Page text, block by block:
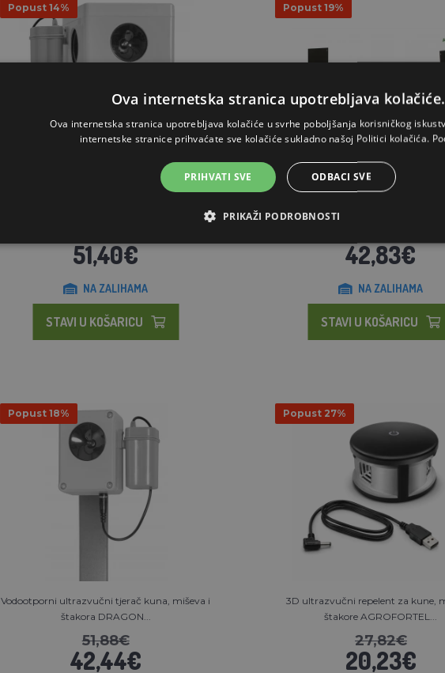
Popust 14%
Vodootporni ultrazvučni repelent za kune,
51,40€
NA ZALIHAMA
STAVI U KOŠARICU
Popust 19%
Zamka, 100x25x28 cm, 2
42,83€
NA ZALIHAMA
STAVI U KOŠARICU
Popust 18%
Vodootporni ultrazvučni tjerač kuna, miševa i
štakora DRAGON...
51,88€
42,44€
Popust 27%
3D ultrazvučni repelent za kune,
štakore AGROFORTEL...
27,82€
20,23€
Ova internetska stranica upotrebljava kolačiće.
Ova internetska stranica upotrebljava kolačiće u svrhe poboljšanja korisničkog
internetske stranice prihvaćate sve kolačiće sukladno našoj Politici kolačića.
PRIHVATI SVE ODBACI SVE
PRIKAŽI PODROBNOSTI